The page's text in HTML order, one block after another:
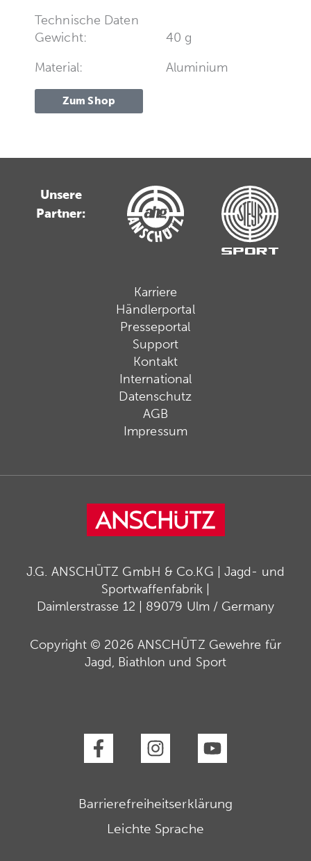
Technische Daten
Gewicht:
40 g
Material:
Aluminium
Zum Shop
Unsere
Partner:
Karriere
Händlerportal
Presseportal
Support
Kontakt
International
Datenschutz
AGB
Impressum
J.G. ANSCHÜTZ GmbH & Co.KG | Jagd- und
Sportwaffenfabrik |
Daimlerstrasse 12 | 89079 Ulm / Germany
Copyright © 2026 ANSCHÜTZ Gewehre für
Jagd, Biathlon und Sport
Barrierefreiheitserklärung
Leichte Sprache